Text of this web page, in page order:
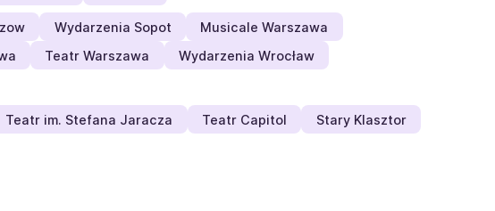
Wydarzenia Sopot
Musicale Warszawa
Teatr Warszawa
Wydarzenia Wrocław
Teatr im. Stefana Jaracza Teatr Capitol
Stary Klasztor